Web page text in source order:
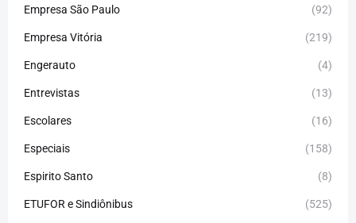
Empresa São Paulo (92)
Empresa Vitória (219)
Engerauto (4)
Entrevistas (13)
Escolares (16)
Especiais (158)
Espirito Santo (8)
ETUFOR e Sindiônibus (525)